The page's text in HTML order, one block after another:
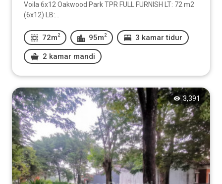
Voila 6x12 Oakwood Park TPR FULL FURNISH LT: 72 m2
(6x12) LB:...
72m 2 95m 2 3 kamar tidur
2 kamar mandi
3,391